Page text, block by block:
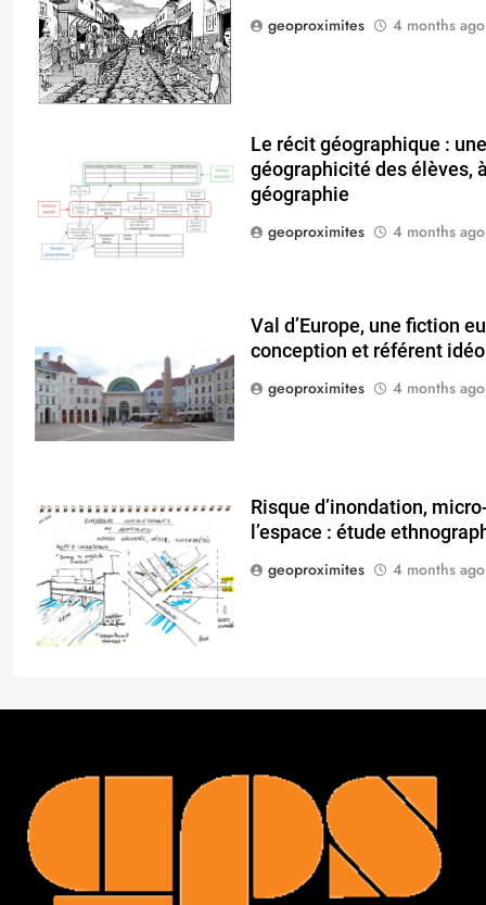
geoproximites 4 months ago
Le récit géographique :
géographicité des élèves,
géographie
geoproximites
4 months ago
Val d’Europe, une fiction
conception et référent
geoproximites
4 months ago
Risque d’inondation,
l’espace : étude
geoproximites
4 months ago